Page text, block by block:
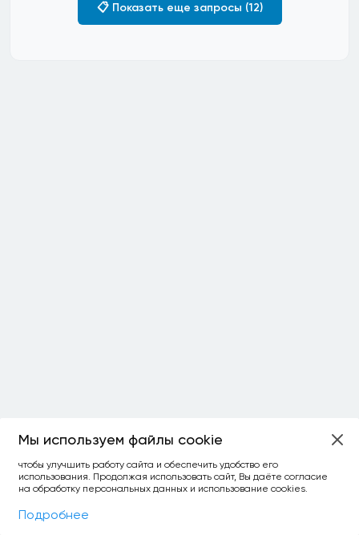
Фильтры
📋 Показать еще запросы (12)
Мы используем файлы cookie
чтобы улучшить работу сайта и обеспечить удобство его
использования. Продолжая использовать сайт, Вы даёте согласие
на обработку персональных данных и использование cookies.
Подробнее